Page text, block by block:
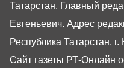
Татарстан. Главный
Евгеньевич. Адрес
Республика Татарстан,
Сайт газеты РТ-Онлайн